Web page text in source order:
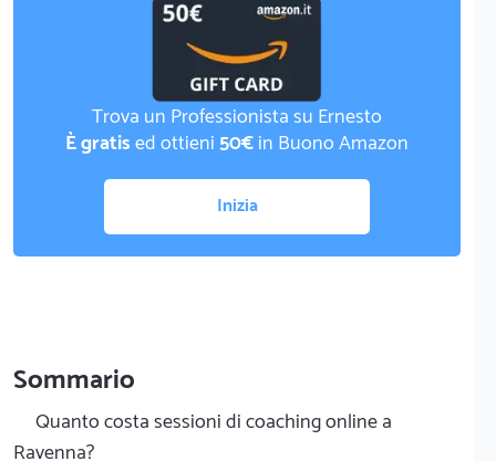
Trova un Professionista su Ernesto
È gratised ottieni50€in Buono Amazon
Inizia
Sommario
Quanto costa sessioni di coaching online a
Ravenna?